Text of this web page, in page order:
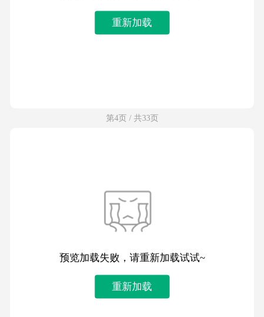
重新加载
第4页 / 共33页
预览加载失败，请重新加载试试~
重新加载